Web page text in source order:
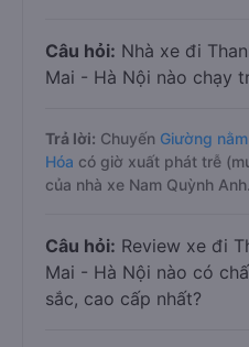
Câu hỏi: Nhà xe đi
Mai - Hà Nội nào chạy
Trả lời: Chuyến Giường
Hóa có giờ xuất phát trễ
của nhà xe Nam Quỳnh Anh.
Câu hỏi: Review xe đi
Mai - Hà Nội nào có
sắc, cao cấp nhất?